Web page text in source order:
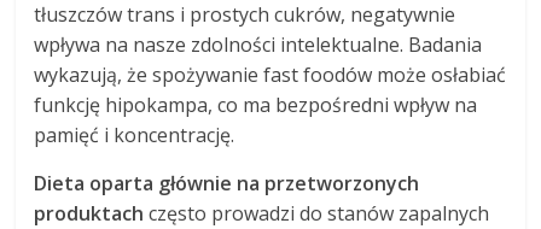
tłuszczów trans i prostych cukrów, negatywnie
wpływa na nasze zdolności intelektualne. Badania
wykazują, że spożywanie fast foodów może osłabiać
funkcję hipokampa, co ma bezpośredni wpływ na
pamięć i koncentrację.
Dieta oparta głównie na przetworzonych
produktach często prowadzi do stanów zapalnych